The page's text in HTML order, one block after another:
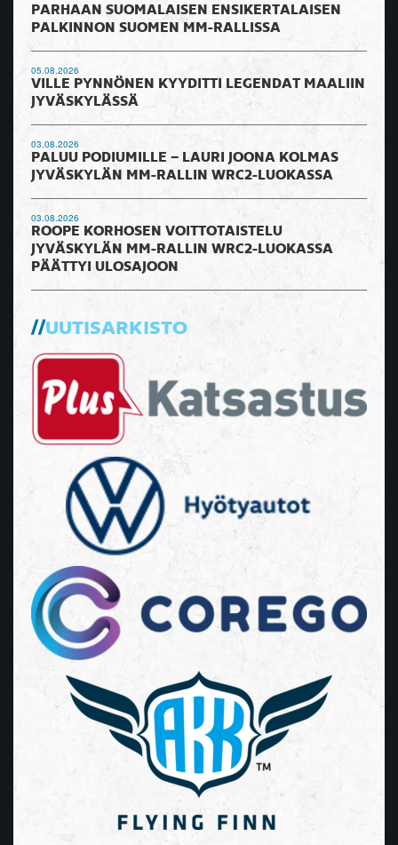
PARHAAN SUOMALAISEN ENSIKERTALAISEN
PALKINNON SUOMEN MM-RALLISSA
05.08.2026
VILLE PYNNÖNEN KYYDITTI LEGENDAT MAALIIN
JYVÄSKYLÄSSÄ
03.08.2026
PALUU PODIUMILLE – LAURI JOONA KOLMAS
JYVÄSKYLÄN MM-RALLIN WRC2-LUOKASSA
03.08.2026
ROOPE KORHOSEN VOITTOTAISTELU
JYVÄSKYLÄN MM-RALLIN WRC2-LUOKASSA
PÄÄTTYI ULOSAJOON
UUTISARKISTO